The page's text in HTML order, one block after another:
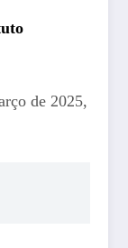
de 2025,